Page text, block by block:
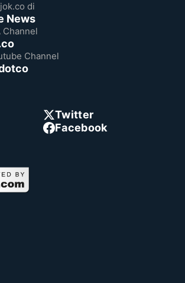
di
News
Channel
Channel
Twitter
Facebook